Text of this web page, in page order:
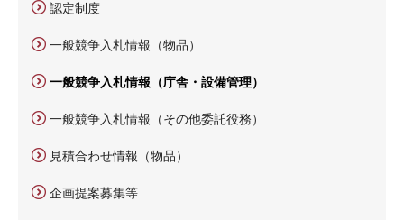
認定制度
一般競争入札情報（物品）
一般競争入札情報（庁舎・設備管理）
一般競争入札情報（その他委託役務）
見積合わせ情報（物品）
企画提案募集等